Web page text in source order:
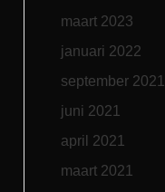
maart 2023
januari 2022
september 2021
juni 2021
april 2021
maart 2021